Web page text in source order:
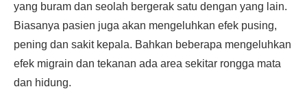
yang buram dan seolah bergerak satu dengan yang lain.
Biasanya pasien juga akan mengeluhkan efek pusing,
pening dan sakit kepala. Bahkan beberapa mengeluhkan
efek migrain dan tekanan ada area sekitar rongga mata
dan hidung.